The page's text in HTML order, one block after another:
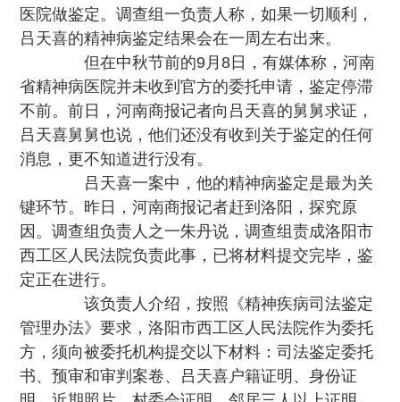
医院做鉴定。调查组一负责人称，如果一切顺利，
吕天喜的精神病鉴定结果会在一周左右出来。
但在中秋节前的9月8日，有媒体称，河南
省精神病医院并未收到官方的委托申请，鉴定停滞
不前。前日，河南商报记者向吕天喜的舅舅求证，
吕天喜舅舅也说，他们还没有收到关于鉴定的任何
消息，更不知道进行没有。
吕天喜一案中，他的精神病鉴定是最为关
键环节。昨日，河南商报记者赶到洛阳，探究原
因。调查组负责人之一朱丹说，调查组责成洛阳市
西工区人民法院负责此事，已将材料提交完毕，鉴
定正在进行。
该负责人介绍，按照《精神疾病司法鉴定
管理办法》要求，洛阳市西工区人民法院作为委托
方，须向被委托机构提交以下材料：司法鉴定委托
书、预审和审判案卷、吕天喜户籍证明、身份证